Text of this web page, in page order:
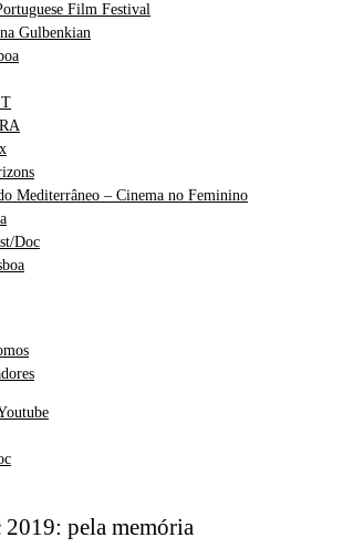
Film Festival
Gulbenkian
Mediterrâneo – Cinema no Feminino
Doc
pela memória